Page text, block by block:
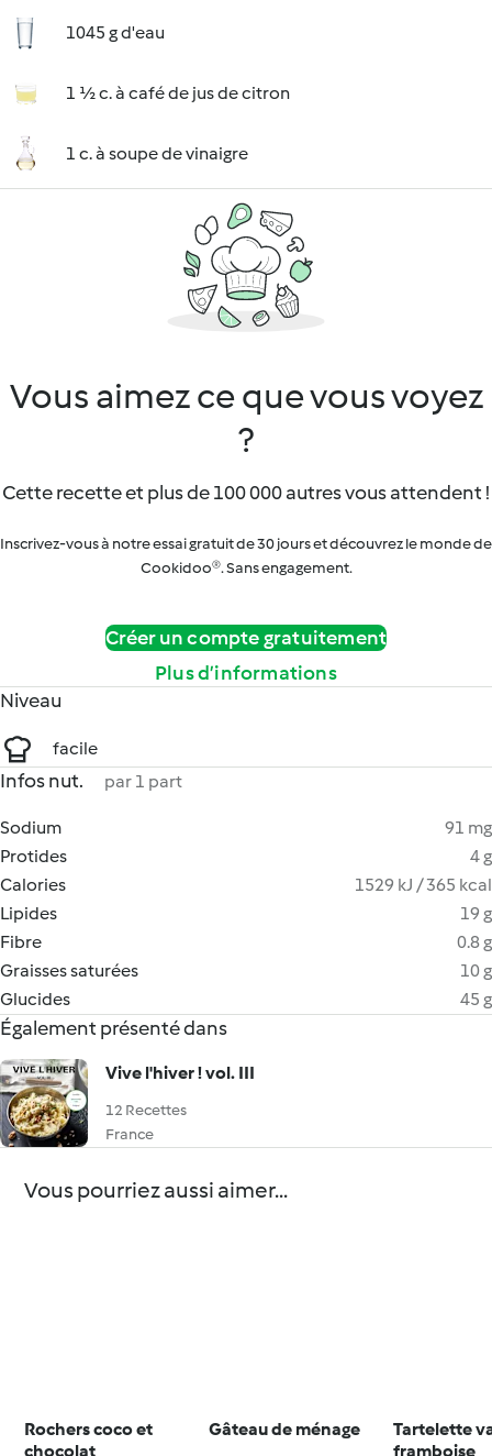
1045 g d'eau
1 ½ c. à café de jus de citron
1 c. à soupe de vinaigre
Vous aimez ce que vous voyez
?
Cette recette et plus de 100 000 autres vous attendent !
Inscrivez-vous à notre essai gratuit de 30 jours et découvrez le monde de
Cookidoo®. Sans engagement.
Créer un compte gratuitement
Plus d’informations
Niveau
facile
Infos nut. par 1 part
Sodium
91 mg
Protides
4 g
Calories
1529 kJ / 365 kcal
Lipides
19 g
Fibre
0.8 g
Graisses saturées
10 g
Glucides
45 g
Également présenté dans
Vive l'hiver ! vol. III
12 Recettes
France
Vous pourriez aussi aimer...
Rochers coco et
chocolat
Gâteau de ménage
Tartelette
framboise